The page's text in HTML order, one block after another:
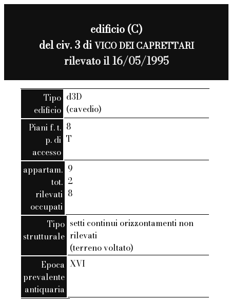
edificio (C)
del civ. 3 diVICO DEI CAPRETTARI
rilevato il 16/05/1995
Tipo
edificio
d3D
(cavedio)
Piani f. t.
p. di
accesso
8
T
appartam.
tot.
rilevati
occupati
9
2
8
Tipo
strutturale
setti continui orizzontamenti non
rilevati
(terreno voltato)
Epoca
prevalente
antiquaria
XVI